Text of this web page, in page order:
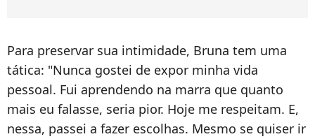
Para preservar sua intimidade, Bruna tem uma
tática: "Nunca gostei de expor minha vida
pessoal. Fui aprendendo na marra que quanto
mais eu falasse, seria pior. Hoje me respeitam. E,
nessa, passei a fazer escolhas. Mesmo se quiser ir